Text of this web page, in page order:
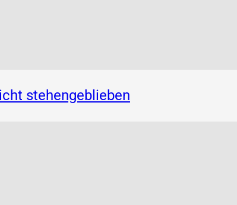
stehengeblieben